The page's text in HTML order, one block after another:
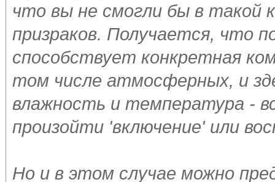
что вы не смогли бы в такой
призраков. Получается, что
способствует конкретная
том числе атмосферных, и
влажность и температура -
произойти 'включение' или
Но и в этом случае можно